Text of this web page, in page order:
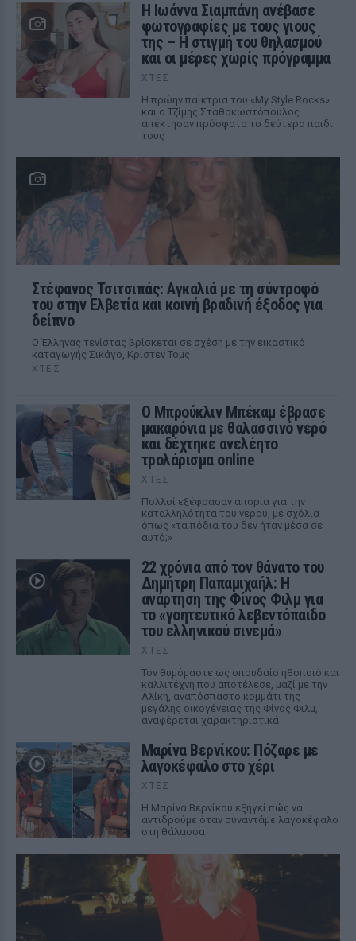
H Ιωάννα Σιαμπάνη ανέβασε
φωτογραφίες με τους γιους
της – Η στιγμή του θηλασμού
και οι μέρες χωρίς πρόγραμμα
ΧΤΕΣ
Η πρώην παίκτρια του «My Style Rocks»
και ο Τζίμης Σταθοκωστόπουλος
απέκτησαν πρόσφατα το δεύτερο παιδί
τους
Στέφανος Τσιτσιπάς: Αγκαλιά με τη σύντροφό
του στην Ελβετία και κοινή βραδινή έξοδος για
δείπνο
Ο Έλληνας τενίστας βρίσκεται σε σχέση με την εικαστικό
καταγωγής Σικάγο, Κρίστεν Τομς
ΧΤΕΣ
Ο Μπρούκλιν Μπέκαμ έβρασε
μακαρόνια με θαλασσινό νερό
και δέχτηκε ανελέητο
τρολάρισμα online
ΧΤΕΣ
Πολλοί εξέφρασαν απορία για την
καταλληλότητα του νερού, με σχόλια
όπως «τα πόδια του δεν ήταν μέσα σε
αυτό;»
22 χρόνια από τον θάνατο του
Δημήτρη Παπαμιχαήλ: Η
ανάρτηση της Φίνος Φιλμ για
το «γοητευτικό λεβεντόπαιδο
του ελληνικού σινεμά»
ΧΤΕΣ
Τον θυμόμαστε ως σπουδαίο ηθοποιό και
καλλιτέχνη που αποτέλεσε, μαζί με την
Αλίκη, αναπόσπαστο κομμάτι της
μεγάλης οικογένειας της Φίνος Φιλμ,
αναφέρεται χαρακτηριστικά
Μαρίνα Βερνίκου: Πόζαρε με
λαγοκέφαλο στο χέρι
ΧΤΕΣ
Η Μαρίνα Βερνίκου εξηγεί πώς να
αντιδρούμε όταν συναντάμε λαγοκέφαλο
στη θάλασσα